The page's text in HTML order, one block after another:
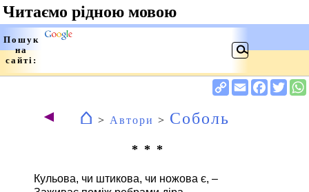
◄ ⌂ > Автори > Соболь
* * *
Кульова, чи штикова, чи ножова є, –